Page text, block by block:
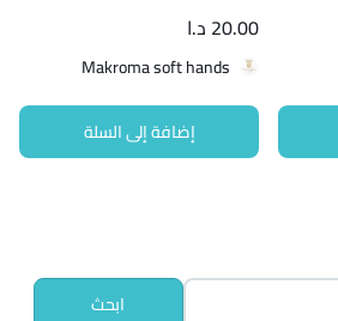
20.00 د.ا
Makroma soft hands
إضافة إلى السلة